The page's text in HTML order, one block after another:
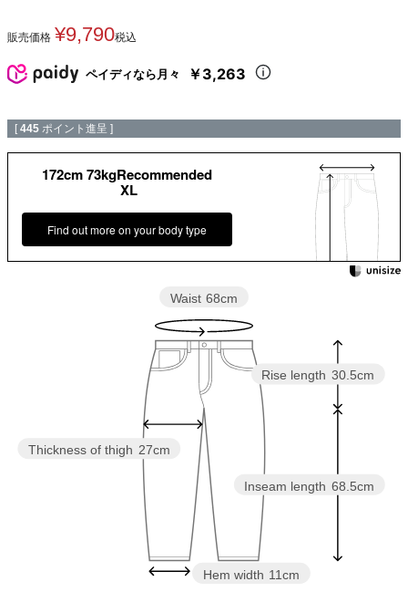
販売価格 ¥9,790税込
ペイディなら月々 ￥3,263
[ 445 ポイント進呈 ]
172cm 73kgRecommended
XL
Find out more on your body type
Inseam length 68.5cm
Rise length 30.5cm
Hem width 11cm
Thickness of thigh 27cm
Waist 68cm